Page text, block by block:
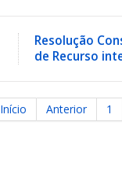
Resolução
de Recurso
Início Anterior 1